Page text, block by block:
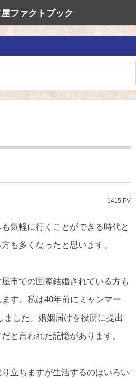
ファクトブック
1415 PV
気軽に行くことができる時代と
も多くなったと思います。
市での国際結婚されている方も
す。私は40年前にミャンマー
ました。婚姻届けを役所に提出
と言われた記憶があります。
立ちますが生活するのはいろい
草の根交流
多文化共生社
私たちの国際
愛知県防災・